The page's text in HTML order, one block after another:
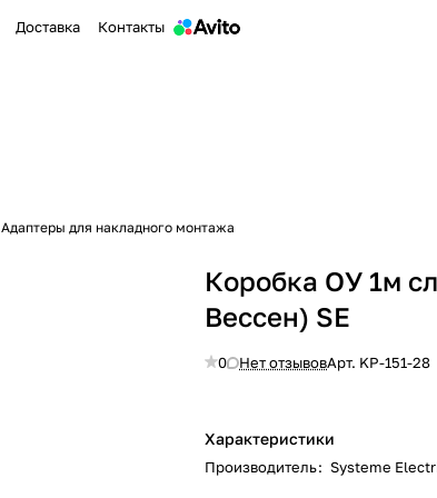
Доставка Контакты
Адаптеры для накладного монтажа
Коробка ОУ 1м
Вессен) SE
0 Нет отзывовАрт. KP-151-28
Характеристики
Производитель: Systeme